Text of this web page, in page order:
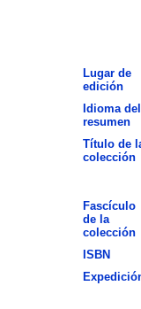
Lugar de
edición
Idioma del
resumen
Título de
colección
Fascículo
de la
colección
ISBN